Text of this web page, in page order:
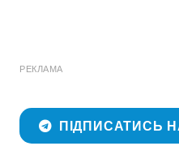
РЕКЛАМА
ПІДПИСАТИСЬ